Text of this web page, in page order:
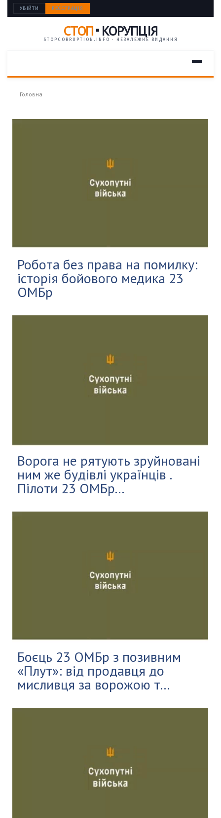
УВІЙТИ РЕЄСТРАЦІЯ
СТОП КОРУПЦІЯ
STOPCORRUPTION.INFO · НЕЗАЛЕЖНЕ ВИДАННЯ
Головна
Робота без права на помилку:
історія бойового медика 23
ОМБр
Ворога не рятують зруйновані
ним же будівлі українців .
Пілоти 23 ОМБр...
Боєць 23 ОМБр з позивним
«Плут»: від продавця до
мисливця за ворожою т...